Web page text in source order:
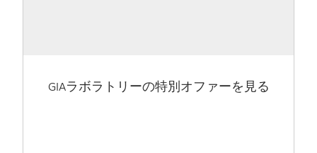
GIAラボラトリーの特別オファーを見る